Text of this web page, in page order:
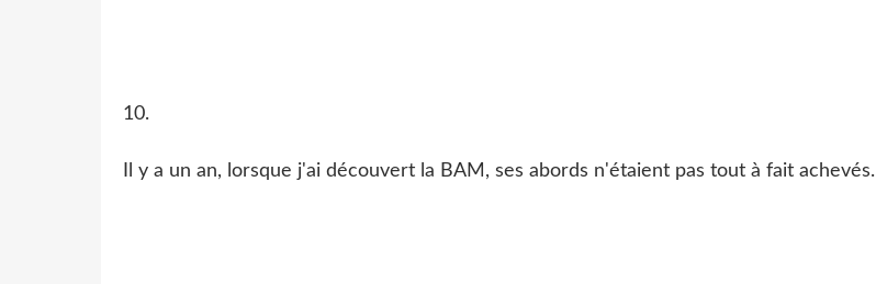
10.
Il y a un an, lorsque j'ai découvert la BAM, ses abords n'étaient pas tout à fait achevés.